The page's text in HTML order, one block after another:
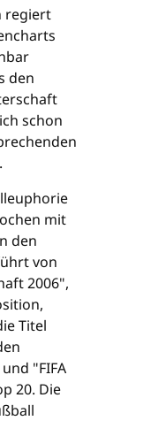
regiert
den
schon
mit
den
von
2006",
Titel
"FIFA
20. Die